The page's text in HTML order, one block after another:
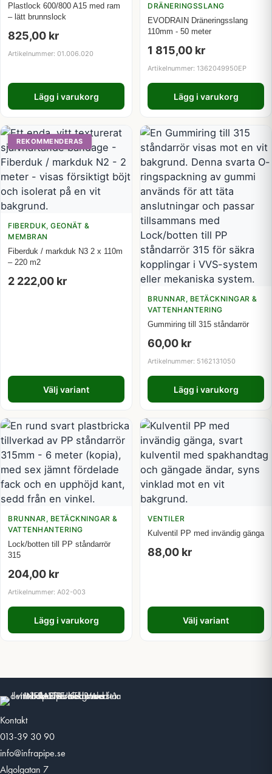
Plastlock 600/800 A15 med ram
– lätt brunnslock
825,00 kr
Artikelnummer: 01.006.020
Lägg i varukorg
DRÄNERINGSSLANG
EVODRAIN Dräneringsslang
110mm - 50 meter
1 815,00 kr
Artikelnummer: 1362049950EP
Lägg i varukorg
REKOMMENDERAS
FIBERDUK, GEONÄT &
MEMBRAN
Fiberduk / markduk N3 2 x 110m
– 220 m2
2 222,00 kr
Välj variant
BRUNNAR, BETÄCKNINGAR &
VATTENHANTERING
Gummiring till 315 ståndarrör
60,00 kr
Artikelnummer: 5162131050
Lägg i varukorg
BRUNNAR, BETÄCKNINGAR &
VATTENHANTERING
Lock/botten till PP ståndarrör
315
204,00 kr
Artikelnummer: A02-003
Lägg i varukorg
VENTILER
Kulventil PP med invändig gänga
88,00 kr
Välj variant
Kontakt
013-39 30 90
info@infrapipe.se
Algolgatan 7